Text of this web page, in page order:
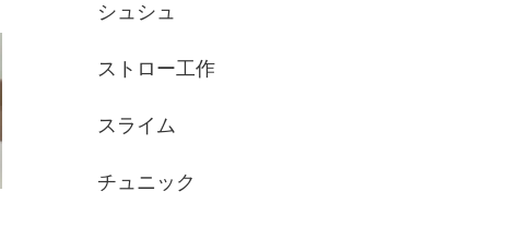
シュシュ
ストロー工作
スライム
チュニック